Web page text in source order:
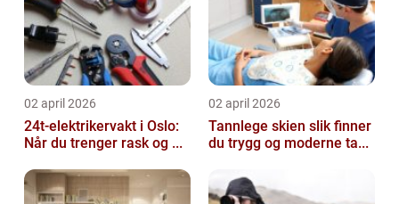
02 april 2026
24t-elektrikervakt i Oslo:
Når du trenger rask og ...
02 april 2026
Tannlege skien slik finner
du trygg og moderne ta...